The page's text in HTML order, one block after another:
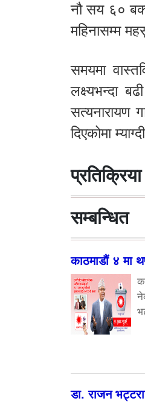
नौ सय ६०
महिनासम्म
समयमा
लक्ष्यभन्दा
सत्यनारायण
दिएकोमा
सम्बन्धित
काठमाडौं ४ मा
डा. राजन